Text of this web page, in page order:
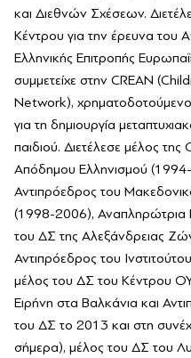
και Διεθνών Σχέσεων.
Κέντρου για την έρευνα του
Ελληνικής Επιτροπής
συμμετείχε στην CREAN
Network),
για τη δημιουργία
παιδιού. Διετέλεσε μέλος
Απόδημου Ελληνισμού
Αντιπρόεδρος του
(1998-2006),
του ΔΣ της Αλεξάνδρειας
Αντιπρόεδρος του
μέλος του ΔΣ του Κέντρου
Ειρήνη στα Βαλκάνια και
του ΔΣ το 2013 και στη
σήμερα), μέλος του ΔΣ του